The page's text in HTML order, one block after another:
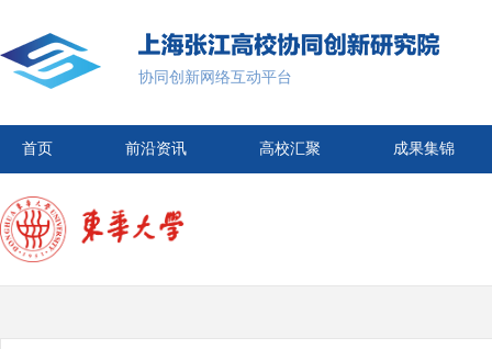
协同创新网络互动平台
首页 前沿资讯 高校汇聚 成果集锦